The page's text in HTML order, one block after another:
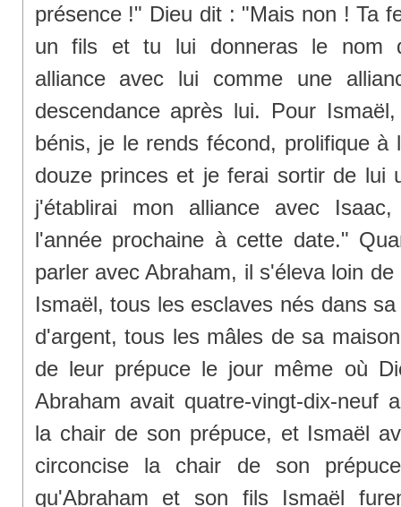
présence !" Dieu dit : "Mais non ! Ta
un fils et tu lui donneras le nom
alliance avec lui comme une
descendance après lui. Pour
bénis, je le rends fécond, prolifique à
douze princes et je ferai sortir de lui
j'établirai mon alliance avec
l'année prochaine à cette date."
parler avec Abraham, il s'éleva loin
Ismaël, tous les esclaves nés dans
d'argent, tous les mâles de sa
de leur prépuce le jour même où
Abraham avait quatre-vingt-dix-neuf
la chair de son prépuce, et Ismaël
circoncise la chair de son
qu'Abraham et son fils Ismaël